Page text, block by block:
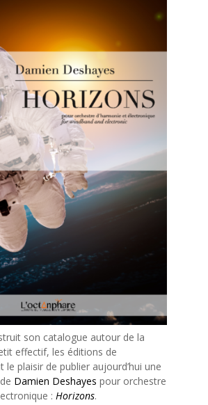
son catalogue autour de la
effectif, les éditions de
le plaisir de publier aujourd’hui une
Damien Deshayes pour orchestre
: Horizons.